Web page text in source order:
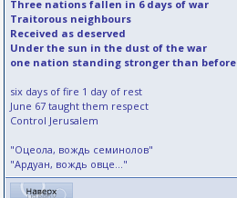
Three nations fallen in 6 days of war
Traitorous neighbours
Received as deserved
Under the sun in the dust of the war
one nation standing stronger than before
six days of fire 1 day of rest
June 67 taught them respect
Control Jerusalem
"Оцеола, вождь семинолов"
"Ардуан, вождь овце..."